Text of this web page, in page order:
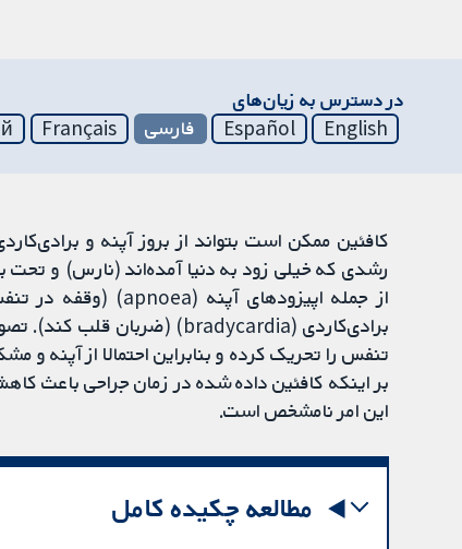
در دسترس به زیان‌های
English
Español فارسی Français
کافئین ممکن است بتواند از بروز آپنه و
رشدی که خیلی زود به دنیا آمده‌اند (نارس) و
تنفس را تحریک کرده و بنابراین احتمالا از آپنه
بر اینکه کافئین داده شده در زمان جراحی باعث
این امر نامشخص است.
مطالعه چکیده کامل